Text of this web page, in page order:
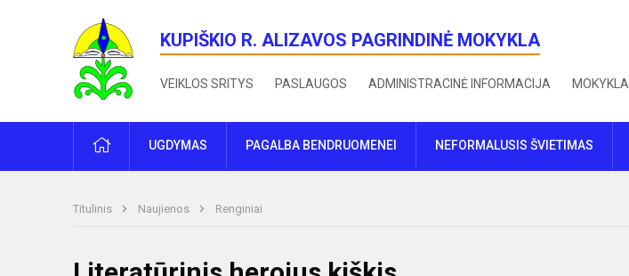
KUPIŠKIO R. ALIZAVOS PAGRINDINĖ MOKYKLA
VEIKLOS SRITYS PASLAUGOS ADMINISTRACINĖ INFORMACIJA MOKYKLA
PRADŽIAUGDYMAS PAGALBA BENDRUOMENEI NEFORMALUSIS ŠVIETIMAS
Titulinis Naujienos Renginiai